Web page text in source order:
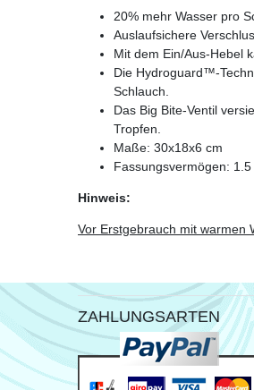
20% mehr Wasser pro
Auslaufsichere
Mit dem Ein/Aus-Hebel
Die Hydroguard™-
Schlauch.
Das Big Bite-Ventil
Tropfen.
Maße: 30x18x6 cm
Fassungsvermögen:
Hinweis:
Vor Erstgebrauch mit warmen
ZAHLUNGSARTEN